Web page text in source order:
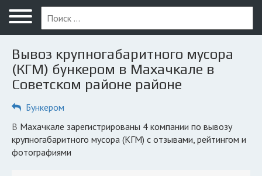
Меню
Главная
Вопрос юристу
Махачкала
ПОЛЬЗОВАТЕЛЯМ
Компании
Экоблог
Вывоз крупногабаритного мусора
(КГМ) бункером в Махачкале в
Советском районе районе
Бункером
в Махачкале зарегистрированы 4 компании по вывозу
крупногабаритного мусора (КГМ) с отзывами, рейтингом и
фотографиями